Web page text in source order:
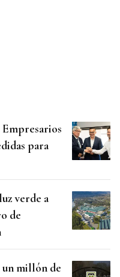
para
verde a
de
un millón de